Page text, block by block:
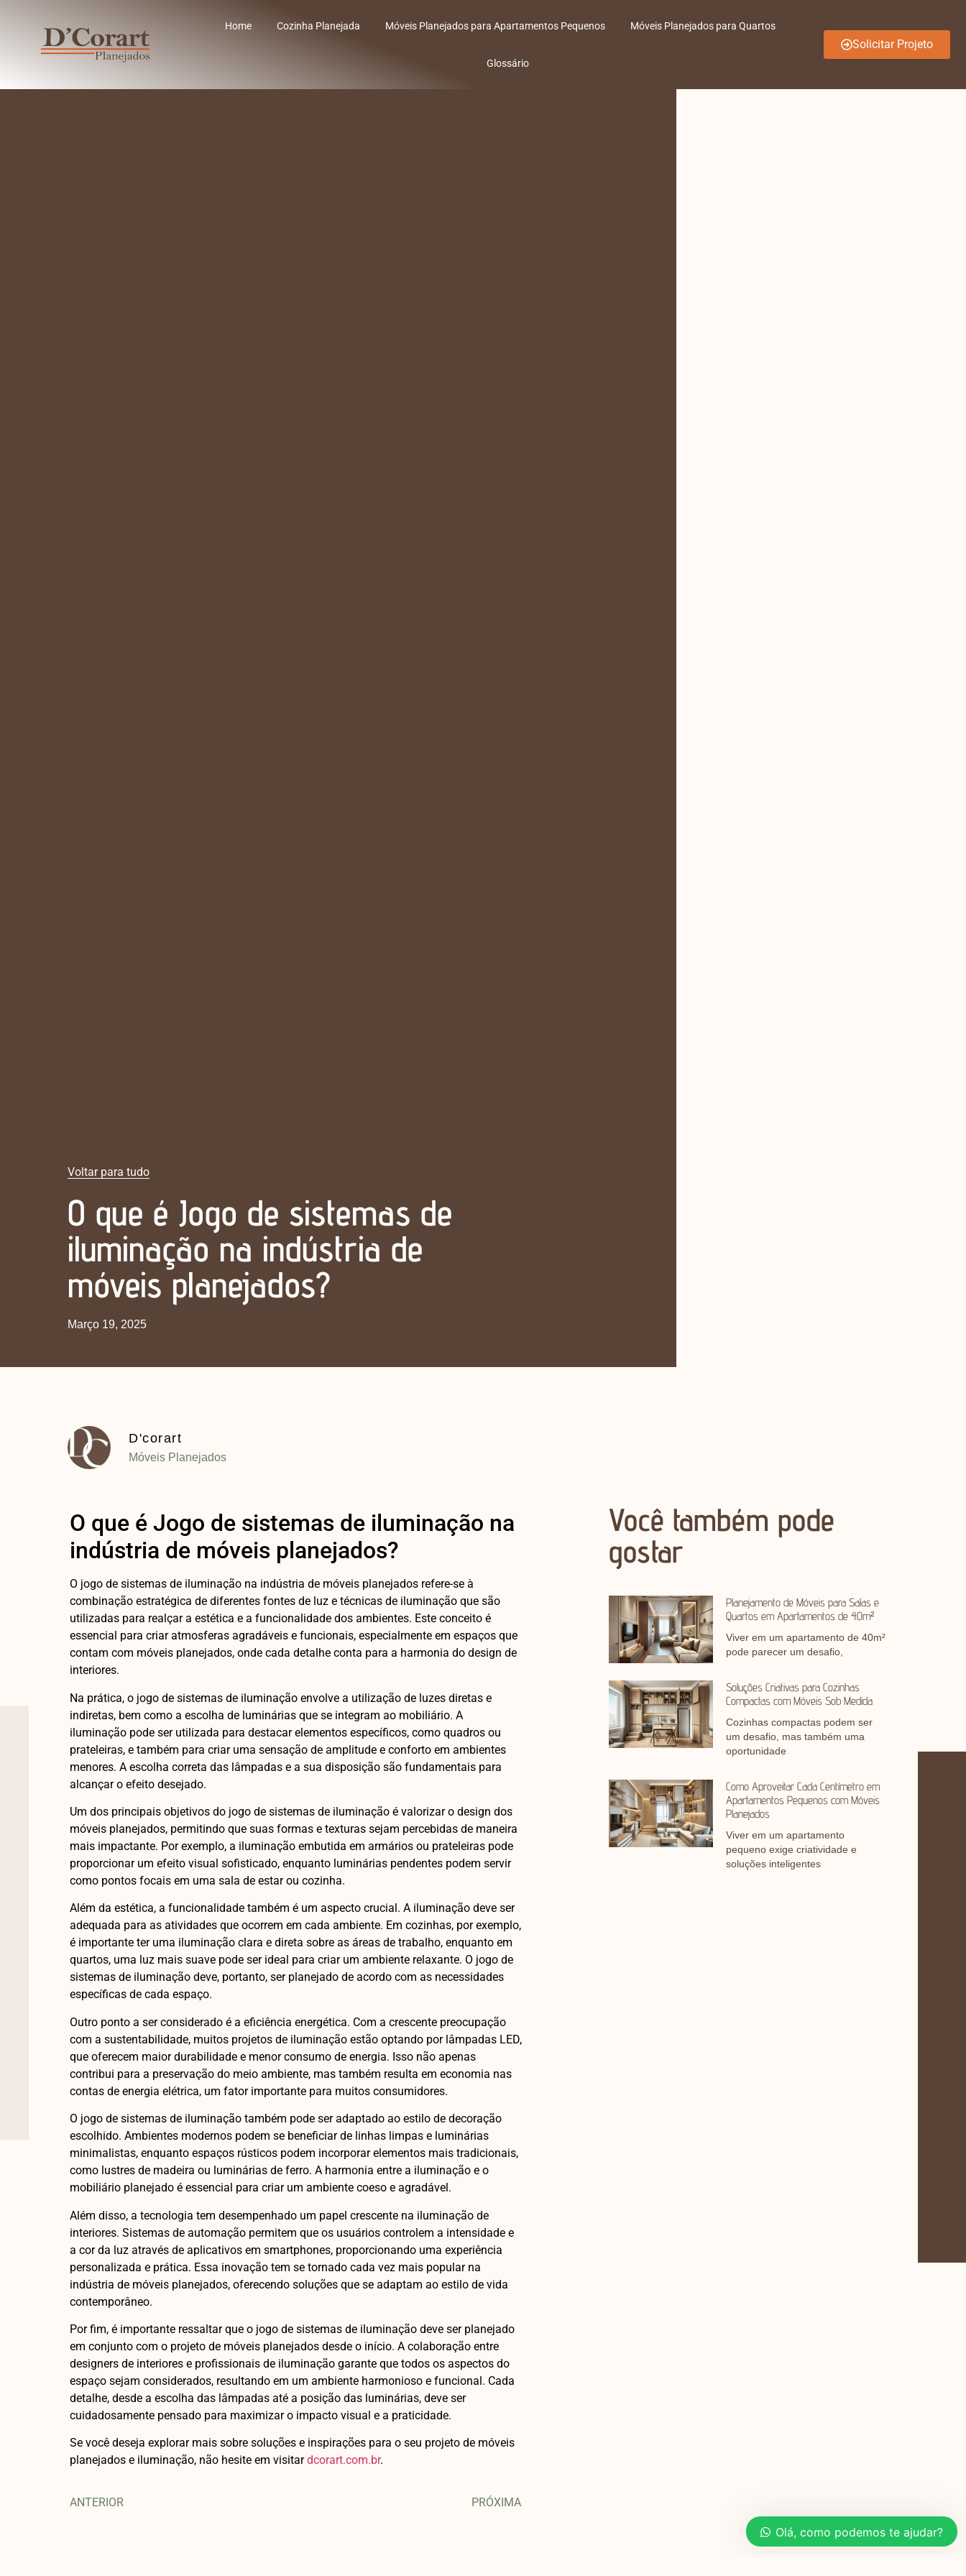
Home Cozinha Planejada Móveis Planejados para Apartamentos Pequenos Móveis Planejados para Quartos
Glossário
Solicitar Projeto
Voltar para tudo
O que é Jogo de sistemas de
iluminação na indústria de
móveis planejados?
Março 19, 2025
D'corart
Móveis Planejados
O que é Jogo de sistemas de iluminação na
indústria de móveis planejados?
O jogo de sistemas de iluminação na indústria de móveis planejados refere-se à
combinação estratégica de diferentes fontes de luz e técnicas de iluminação que são
utilizadas para realçar a estética e a funcionalidade dos ambientes. Este conceito é
essencial para criar atmosferas agradáveis e funcionais, especialmente em espaços que
contam com móveis planejados, onde cada detalhe conta para a harmonia do design de
interiores.
Na prática, o jogo de sistemas de iluminação envolve a utilização de luzes diretas e
indiretas, bem como a escolha de luminárias que se integram ao mobiliário. A
iluminação pode ser utilizada para destacar elementos específicos, como quadros ou
prateleiras, e também para criar uma sensação de amplitude e conforto em ambientes
menores. A escolha correta das lâmpadas e a sua disposição são fundamentais para
alcançar o efeito desejado.
Um dos principais objetivos do jogo de sistemas de iluminação é valorizar o design dos
móveis planejados, permitindo que suas formas e texturas sejam percebidas de maneira
mais impactante. Por exemplo, a iluminação embutida em armários ou prateleiras pode
proporcionar um efeito visual sofisticado, enquanto luminárias pendentes podem servir
como pontos focais em uma sala de estar ou cozinha.
Além da estética, a funcionalidade também é um aspecto crucial. A iluminação deve ser
adequada para as atividades que ocorrem em cada ambiente. Em cozinhas, por exemplo,
é importante ter uma iluminação clara e direta sobre as áreas de trabalho, enquanto em
quartos, uma luz mais suave pode ser ideal para criar um ambiente relaxante. O jogo de
sistemas de iluminação deve, portanto, ser planejado de acordo com as necessidades
específicas de cada espaço.
Outro ponto a ser considerado é a eficiência energética. Com a crescente preocupação
com a sustentabilidade, muitos projetos de iluminação estão optando por lâmpadas LED,
que oferecem maior durabilidade e menor consumo de energia. Isso não apenas
contribui para a preservação do meio ambiente, mas também resulta em economia nas
contas de energia elétrica, um fator importante para muitos consumidores.
O jogo de sistemas de iluminação também pode ser adaptado ao estilo de decoração
escolhido. Ambientes modernos podem se beneficiar de linhas limpas e luminárias
minimalistas, enquanto espaços rústicos podem incorporar elementos mais tradicionais,
como lustres de madeira ou luminárias de ferro. A harmonia entre a iluminação e o
mobiliário planejado é essencial para criar um ambiente coeso e agradável.
Além disso, a tecnologia tem desempenhado um papel crescente na iluminação de
interiores. Sistemas de automação permitem que os usuários controlem a intensidade e
a cor da luz através de aplicativos em smartphones, proporcionando uma experiência
personalizada e prática. Essa inovação tem se tornado cada vez mais popular na
indústria de móveis planejados, oferecendo soluções que se adaptam ao estilo de vida
contemporâneo.
Por fim, é importante ressaltar que o jogo de sistemas de iluminação deve ser planejado
em conjunto com o projeto de móveis planejados desde o início. A colaboração entre
designers de interiores e profissionais de iluminação garante que todos os aspectos do
espaço sejam considerados, resultando em um ambiente harmonioso e funcional. Cada
detalhe, desde a escolha das lâmpadas até a posição das luminárias, deve ser
cuidadosamente pensado para maximizar o impacto visual e a praticidade.
Se você deseja explorar mais sobre soluções e inspirações para o seu projeto de móveis
planejados e iluminação, não hesite em visitardcorart.com.br.
ANTERIOR PRÓXIMA
Você também pode
gostar
Planejamento de Móveis para Salas e
Quartos em Apartamentos de 40m²
Viver em um apartamento de 40m²
pode parecer um desafio,
Soluções Criativas para Cozinhas
Compactas com Móveis Sob Medida
Cozinhas compactas podem ser
um desafio, mas também uma
oportunidade
Como Aproveitar Cada Centímetro em
Apartamentos Pequenos com Móveis
Planejados
Viver em um apartamento
pequeno exige criatividade e
soluções inteligentes
Olá, como podemos te ajudar?